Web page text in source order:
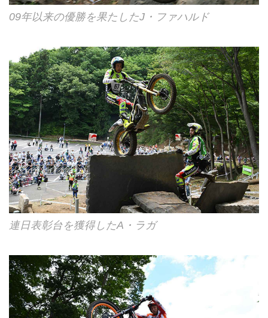
09年以来の優勝を果たしたJ・ファハルド
連日表彰台を獲得したA・ラガ